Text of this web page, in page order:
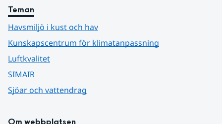
Teman
Havsmiljö i kust och hav
Kunskapscentrum för klimatanpassning
Luftkvalitet
SIMAIR
Sjöar och vattendrag